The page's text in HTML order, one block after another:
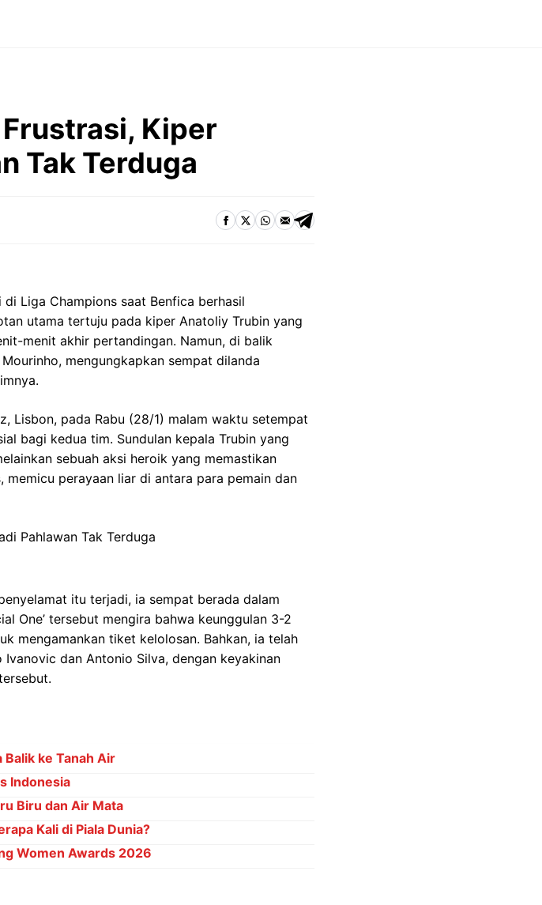
Kiper
Tak Terduga
Liga Champions saat Benfica berhasil
utama tertuju pada kiper Anatoliy Trubin yang
menit akhir pertandingan. Namun, di balik
mengungkapkan sempat dilanda
Lisbon, pada Rabu (28/1) malam waktu setempat
bagi kedua tim. Sundulan kepala Trubin yang
sebuah aksi heroik yang memastikan
perayaan liar di antara para pemain dan
itu terjadi, ia sempat berada dalam
One’ tersebut mengira bahwa keunggulan 3-2
mengamankan tiket kelolosan. Bahkan, ia telah
dan Antonio Silva, dengan keyakinan
Balik ke Tanah Air
Indonesia
Biru dan Air Mata
Kali di Piala Dunia?
Women Awards 2026